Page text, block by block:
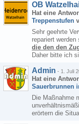
OB
Hat eine
Treppenstufen
Sehr geehrte
repariert werden
die den den
Daher bitte ich
Admin - 1. Juli
Hat eine
Sauerbrunnen
Die Maßnahme
erörtern die